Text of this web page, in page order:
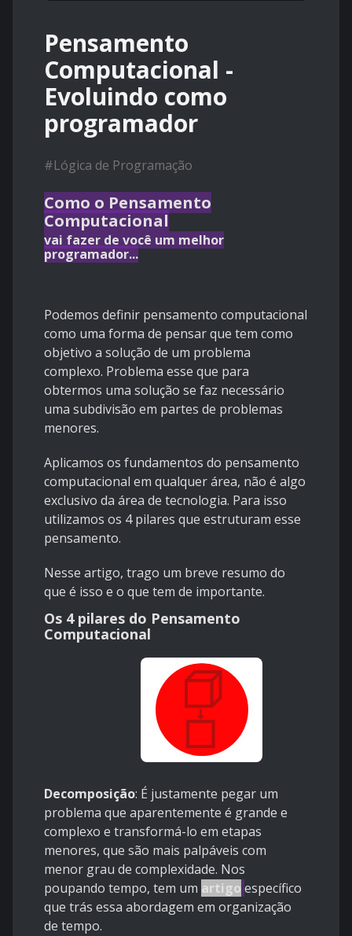
Pensamento
Computacional -
Evoluindo como
programador
#Lógica de Programação
Como o Pensamento
Computacional
vai fazer de você um melhor
programador...
Podemos definir pensamento computacional
como uma forma de pensar que tem como
objetivo a solução de um problema
complexo. Problema esse que para
obtermos uma solução se faz necessário
uma subdivisão em partes de problemas
menores.
Aplicamos os fundamentos do pensamento
computacional em qualquer área, não é algo
exclusivo da área de tecnologia. Para isso
utilizamos os 4 pilares que estruturam esse
pensamento.
Nesse artigo, trago um breve resumo do
que é isso e o que tem de importante.
Os 4 pilares do Pensamento
Computacional
Decomposição: É justamente pegar um
problema que aparentemente é grande e
complexo e transformá-lo em etapas
menores, que são mais palpáveis com
menor grau de complexidade. Nos
poupando tempo, tem um artigo específico
que trás essa abordagem em organização
de tempo.